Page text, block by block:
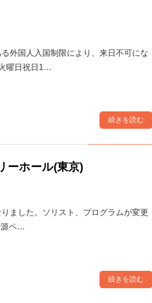
外国人入国制限により、来日不可にな
曜日祝日1…
続きを読む
ーホール(東京)
ました。ソリスト、プログラムが変更
源ペ…
続きを読む